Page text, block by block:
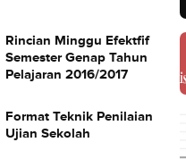
Rincian Minggu Efektfif
Semester Genap Tahun
Pelajaran 2016/2017
Format Teknik Penilaian
Ujian Sekolah